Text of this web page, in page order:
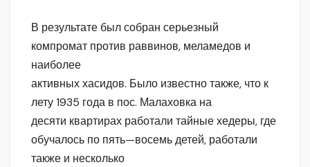
В результате был собран серьезный
компромат против раввинов, меламедов и
наиболее
активных хасидов. Было известно также, что к
лету 1935 года в пос. Малаховка на
десяти квартирах работали тайные хедеры, где
обучалось по пять—восемь детей, работали
также и несколько